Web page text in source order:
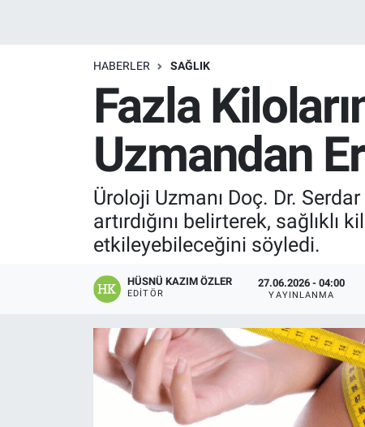
HABERLER SAĞLIK
Fazla
Uzmandan
Üroloji Uzmanı Doç. Dr.
artırdığını belirterek,
etkileyebileceğini söyledi.
HÜSNÜ KAZIM ÖZLER
EDITÖR
27.06.2026 - 04:00
YAYINLANMA
Resmi İlanlar
Uşak Haberleri